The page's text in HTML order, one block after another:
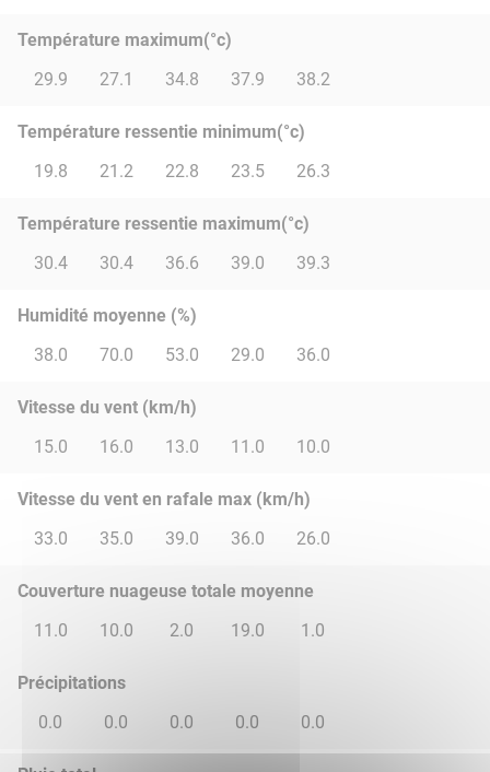
Température maximum(°c)
29.9
27.1 34.8 37.9 38.2
Température ressentie minimum(°c)
19.8
21.2 22.8 23.5 26.3
Température ressentie maximum(°c)
30.4
30.4 36.6 39.0 39.3
Humidité moyenne (%)
38.0
70.0 53.0 29.0 36.0
Vitesse du vent (km/h)
15.0
16.0 13.0 11.0 10.0
Vitesse du vent en rafale max (km/h)
33.0
35.0 39.0 36.0 26.0
Couverture nuageuse totale moyenne
11.0
10.0 2.0 19.0 1.0
Précipitations
0.0
0.0 0.0 0.0 0.0